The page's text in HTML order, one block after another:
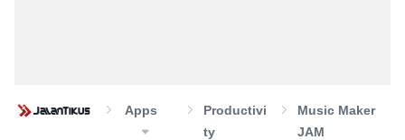
Apps
Productivi
Ty
Music Maker
JAM